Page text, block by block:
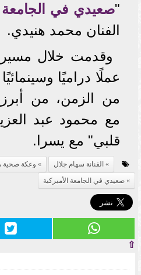
"صعيدي في الجامعة
الفنان محمد هنيدي.
عملًا دراميًا
من الزمن، من
مع محمود عبد
قلبي" مع يسرا.
الفنانة سهام جلال
وعكة صحية
صعيدي في الجامعة الأميركية
⇧